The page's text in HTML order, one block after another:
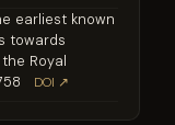
earliest known
towards
Royal
DOI ↗